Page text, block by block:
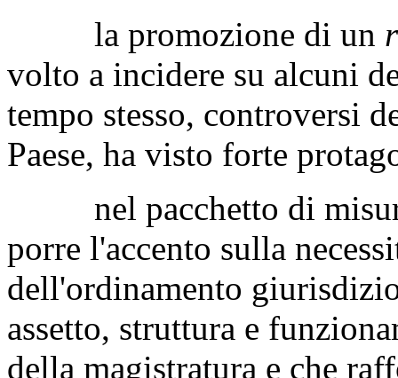
la promozione di un
volto a incidere su alcuni
tempo stesso, controversi
Paese, ha visto forte
nel pacchetto di misure
porre l'accento sulla
dell'ordinamento
assetto, struttura e
della magistratura e che